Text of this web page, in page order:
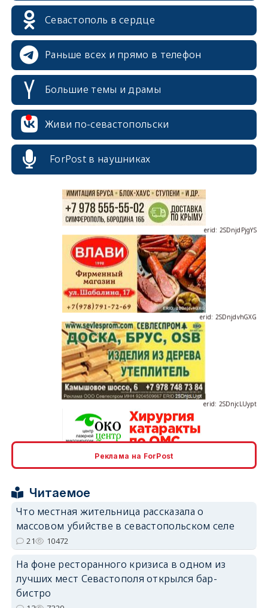
Севастополь в сердце
Раньше всех и прямо в телефон
Большие темы и драмы
Живи по-севастопольски
ForPost в наушниках
erid: 2SDnjcrDNw6
erid: 2SDnjdvhGXG
erid: 2SDnjcrDNw6
erid: 2SDnjdPjgYS
Реклама на ForPost
Читаемое
Что местная жительница рассказала о
массовом убийстве в севастопольском селе
21 10472
На фоне ресторанного кризиса в одном из
лучших мест Севастополя открылся бар-
бистро